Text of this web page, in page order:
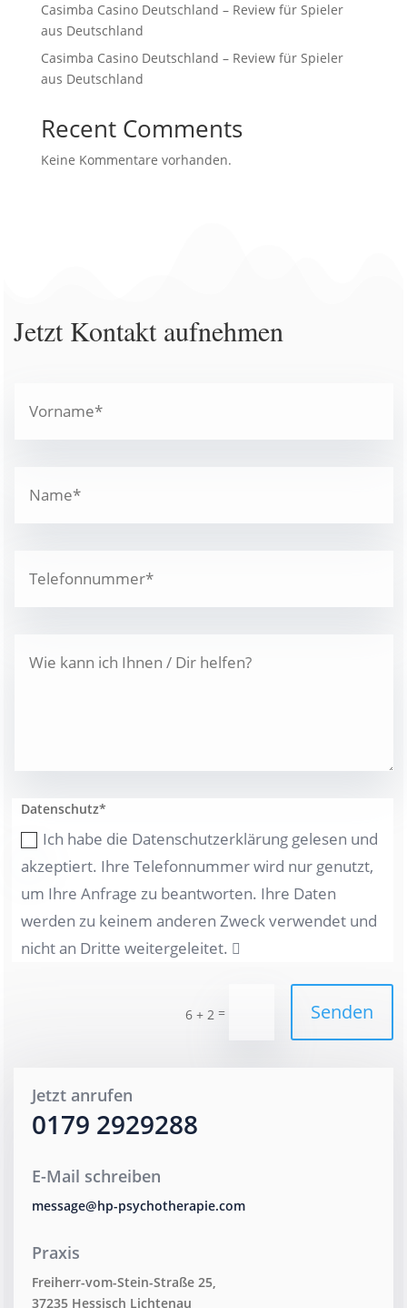
Casimba Casino Deutschland – Review für Spieler
aus Deutschland
Casimba Casino Deutschland – Review für Spieler
aus Deutschland
Recent Comments
Keine Kommentare vorhanden.
Jetzt Kontakt aufnehmen
Datenschutz*
Ich habe die Datenschutzerklärung gelesen und
akzeptiert. Ihre Telefonnummer wird nur genutzt,
um Ihre Anfrage zu beantworten. Ihre Daten
werden zu keinem anderen Zweck verwendet und
nicht an Dritte weitergeleitet.
6 + 2 = Senden
Jetzt anrufen
0179 2929288
E-Mail schreiben
message@hp-psychotherapie.com
Praxis
Freiherr-vom-Stein-Straße 25,
37235 Hessisch Lichtenau